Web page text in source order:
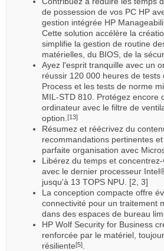
de possession de vos PC HP
gestion intégrée HP
Cette solution accélère la
simplifie la gestion de routine
matérielles, du BIOS, de la
Ayez l'esprit tranquille avec un
réussir 120 000 heures de tests
Process et les tests de norme
MIL-STD 810. Protégez encore
ordinateur avec le filtre de
option. [13]
Résumez et réécrivez du
recommandations pertinentes
parfaite organisation avec
Libérez du temps et
avec le dernier processeur
jusqu'à 13 TOPS NPU. [2, 3]
La conception compacte offre
connectivité pour un traitement
dans des espaces de bureau
HP Wolf Security for Business
renforcée par le matériel,
résiliente[5]